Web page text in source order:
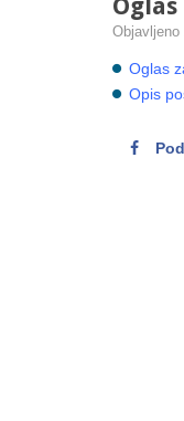
Objavljeno
Oglas
Opis